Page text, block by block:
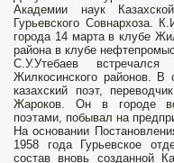
Академии наук
Гурьевского Совнархоза.
города 14 марта в клубе
района в клубе
С.У.Утебаев
Жилкосинского районов. В
казахский поэт,
Жароков. Он в городе
поэтами, побывал на
На основании
1958 года Гурьевское
состав вновь созданной